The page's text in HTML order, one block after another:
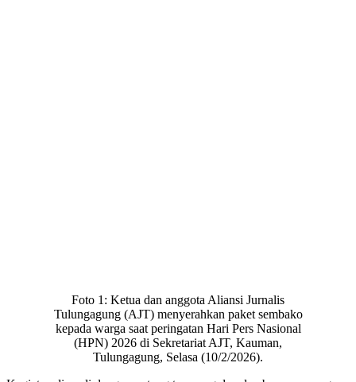
Foto 1: Ketua dan anggota Aliansi Jurnalis
Tulungagung (AJT) menyerahkan paket sembako
kepada warga saat peringatan Hari Pers Nasional
(HPN) 2026 di Sekretariat AJT, Kauman,
Tulungagung, Selasa (10/2/2026).